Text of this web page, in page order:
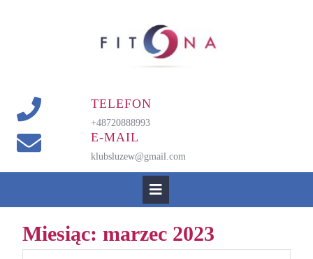
TELEFON
+48720888993
E-MAIL
klubsluzew@gmail.com
Button
Miesiąc: marzec 2023